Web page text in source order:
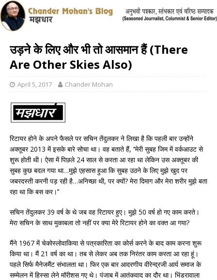
उड़ने के लिए और भी तो आसमान हैं (There
Are Other Skies Also)
April 5, 2017 Chander Mohan
रिटायर होने के अपने फैसले पर सचिन तेंदुलकर ने लिखा है कि पहली बार उन्होंने
अक्तूबर 2013 में इसके बारे सोचा था। वह बताते हैं, ‘‘मेरी सुबह जिम में वर्कआउट से
शुरू होती थी। ऐसा में पिछले 24 साल से करता आ रहा था लेकिन उस अक्तूबर की
सुबह कुछ बदल गया था…मुझे एहसास हुआ कि सुबह उठने के लिए मुझे खुद पर
जबरदस्ती करनी पड़ रही है…अनिच्छा थी, पर क्यों? मेरा दिमाग और मेरा शरीर मुझे बता
रहा था कि बस कर।’’
सचिन तेंदुलकर 39 वर्ष के थे जब वह रिटायर हुए। मुझे 50 वर्ष हो गए काम करते।
मेरा सचिन के साथ मुकाबला तो नहीं पर क्या मेरे रिटायर होने का वक्त आ गया?
मैंने 1967 में चेकोस्लोवाकिया से पत्रकारिता का कोर्स करने के बाद काम करना शुरू
किया था। मैं 21 वर्ष का था। तब से लेकर अब तक निरंतर काम करता आ रहा हूं।
पहले सिर्फ मैनेजमैंट संभालता था। फिर एक बार आदरणीय वीरेन्द्रजी आर्य समाज के
सम्मेलन में हिस्सा लेने मॉरीशस गए थे। पंजाब में आतंकवाद का दौर था। भिंडरावाला